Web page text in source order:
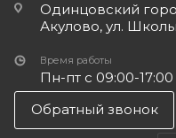
Одинцовский
Акулово, ул.
Время работы
Пн-пт с 09:00-17:00
Обратный звонок